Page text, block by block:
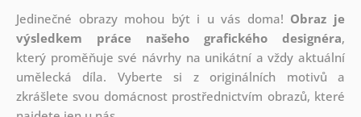
Jedinečné obrazy mohou být i u vás doma! Obraz je
výsledkem práce našeho grafického designéra,
který proměňuje své návrhy na unikátní a vždy aktuální
umělecká díla. Vyberte si z originálních motivů a
zkrášlete svou domácnost prostřednictvím obrazů, které